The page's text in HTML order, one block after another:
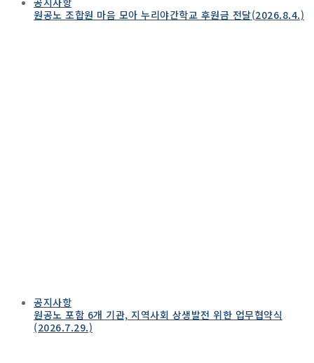
원공노 조합원 마음 모아 누리야간학교 후원금 전달(2026.8.4.)
공지사항
원공노 포함 6개 기관, 지역사회 상생발전 위한 업무협약식
(2026.7.29.)